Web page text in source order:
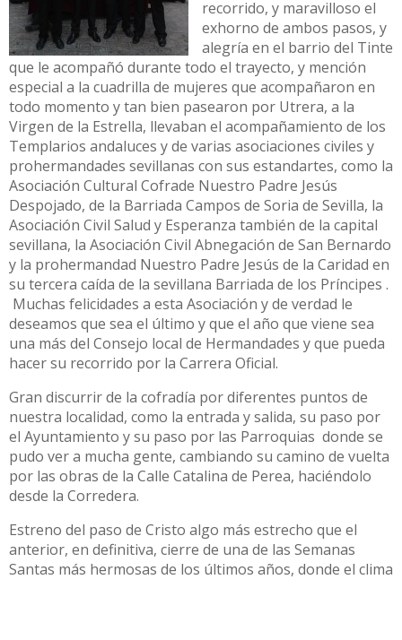
recorrido, y maravilloso el
exhorno de ambos pasos, y
alegría en el barrio del Tinte
que le acompañó durante todo el trayecto, y mención
especial a la cuadrilla de mujeres que acompañaron en
todo momento y tan bien pasearon por Utrera, a la
Virgen de la Estrella, llevaban el acompañamiento de los
Templarios andaluces y de varias asociaciones civiles y
prohermandades sevillanas con sus estandartes, como la
Asociación Cultural Cofrade Nuestro Padre Jesús
Despojado, de la Barriada Campos de Soria de Sevilla, la
Asociación Civil Salud y Esperanza también de la capital
sevillana, la Asociación Civil Abnegación de San Bernardo
y la prohermandad Nuestro Padre Jesús de la Caridad en
su tercera caída de la sevillana Barriada de los Príncipes .
Muchas felicidades a esta Asociación y de verdad le
deseamos que sea el último y que el año que viene sea
una más del Consejo local de Hermandades y que pueda
hacer su recorrido por la Carrera Oficial.
Gran discurrir de la cofradía por diferentes puntos de
nuestra localidad, como la entrada y salida, su paso por
el Ayuntamiento y su paso por las Parroquias donde se
pudo ver a mucha gente, cambiando su camino de vuelta
por las obras de la Calle Catalina de Perea, haciéndolo
desde la Corredera.
Estreno del paso de Cristo algo más estrecho que el
anterior, en definitiva, cierre de una de las Semanas
Santas más hermosas de los últimos años, donde el clima